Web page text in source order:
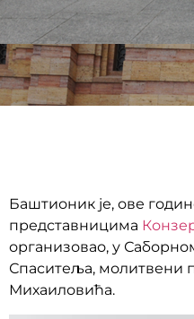
Баштионик је, ове
представницима
организовао, у
Спаситеља, молитвени
Михаиловића.